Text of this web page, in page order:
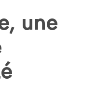
une